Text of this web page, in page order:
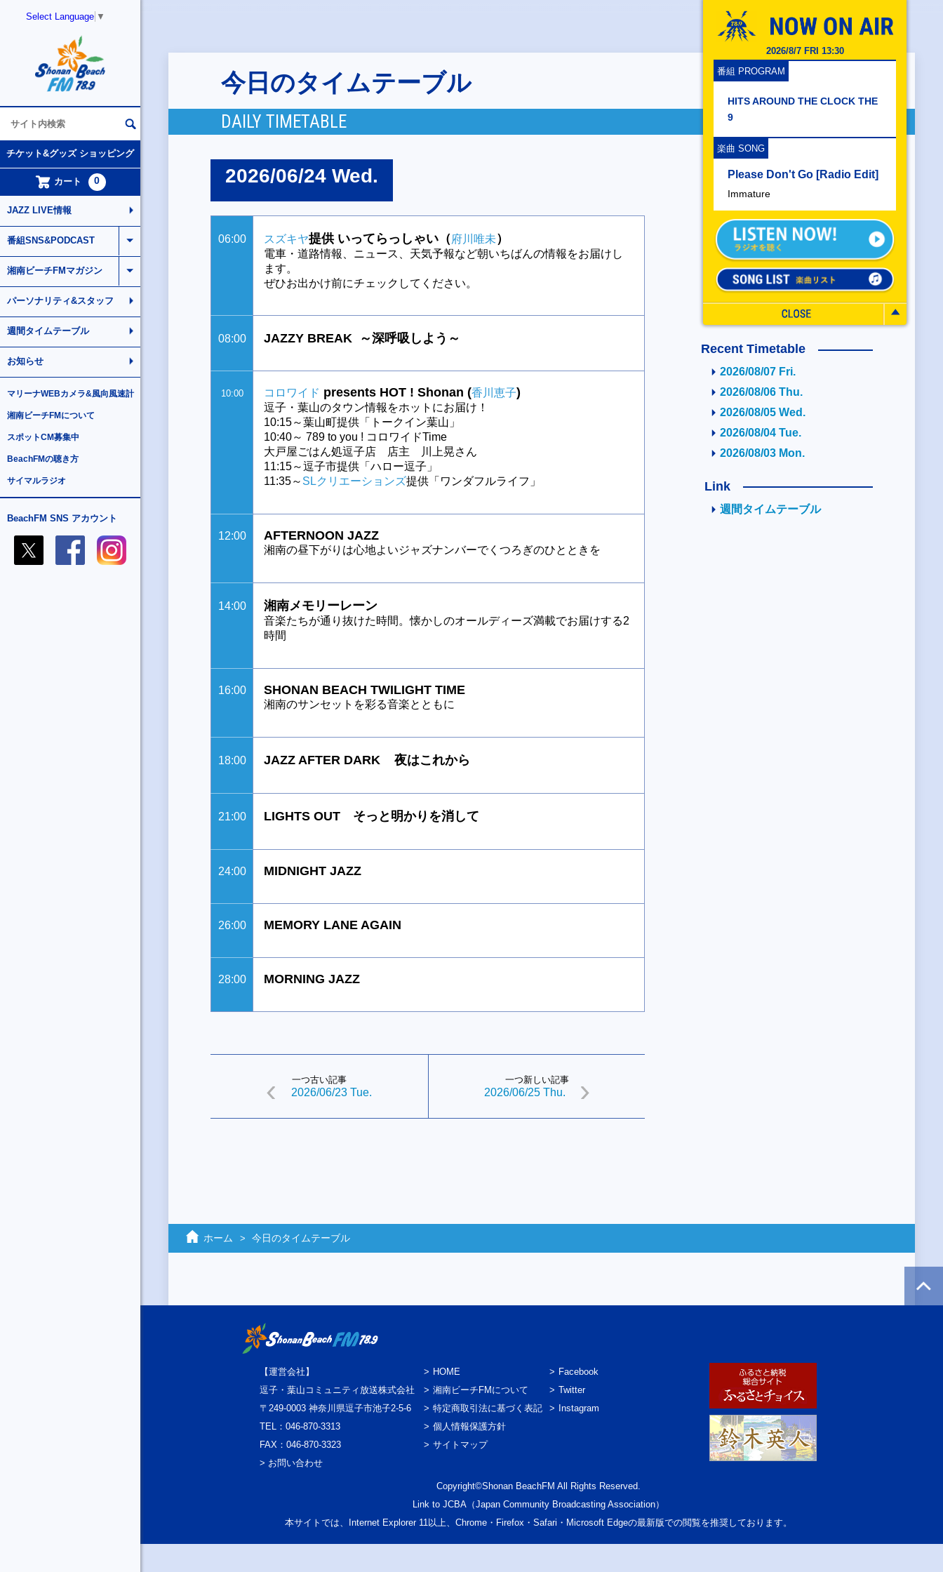
Select Language ▼
2026/8/7 FRI 13:30
番組 PROGRAM
HITS AROUND THE CLOCK THE
9
楽曲 SONG
Please Don't Go [Radio Edit]
Immature
チケット&グッズ ショッピング
カート 0
JAZZ LIVE情報
番組SNS&PODCAST
湘南ビーチFMマガジン
パーソナリティ&スタッフ
週間タイムテーブル
お知らせ
マリーナWEBカメラ&風向風速計
湘南ビーチFMについて
スポットCM募集中
BeachFMの聴き方
サイマルラジオ
BeachFM SNS アカウント
今日のタイムテーブル
DAILY TIMETABLE
2026/06/24 Wed.
06:00 スズキヤ提供 いってらっしゃい（ 府川唯未）
電車・道路情報、ニュース、天気予報など朝いちばんの情報をお届けし
ます。
ぜひお出かけ前にチェックしてください。
08:00 JAZZY BREAK ～深呼吸しよう～
10:00 コロワイド presents HOT ! Shonan (香川恵子)
逗子・葉山のタウン情報をホットにお届け！
10:15～葉山町提供「トークイン葉山」
10:40～ 789 to you ! コロワイドTime
大戸屋ごはん処逗子店 店主 川上晃さん
11:15～逗子市提供「ハロー逗子」
11:35～ SLクリエーションズ提供「ワンダフルライフ」
12:00 AFTERNOON JAZZ
湘南の昼下がりは心地よいジャズナンバーでくつろぎのひとときを
14:00 湘南メモリーレーン
音楽たちが通り抜けた時間。懐かしのオールディーズ満載でお届けする2
時間
16:00 SHONAN BEACH TWILIGHT TIME
湘南のサンセットを彩る音楽とともに
18:00 JAZZ AFTER DARK 夜はこれから
21:00 LIGHTS OUT そっと明かりを消して
24:00 MIDNIGHT JAZZ
26:00 MEMORY LANE AGAIN
28:00 MORNING JAZZ
一つ古い記事
2026/06/23 Tue.
一つ新しい記事
2026/06/25 Thu.
Recent Timetable
2026/08/07 Fri.
2026/08/06 Thu.
2026/08/05 Wed.
2026/08/04 Tue.
2026/08/03 Mon.
Link
週間タイムテーブル
ホーム 今日のタイムテーブル
【運営会社】
逗子・葉山コミュニティ放送株式会社
〒249-0003 神奈川県逗子市池子2-5-6
TEL：046-870-3313
FAX：046-870-3323
> お問い合わせ
HOME
湘南ビーチFMについて
特定商取引法に基づく表記
個人情報保護方針
サイトマップ
Facebook
Twitter
Instagram
Copyright©Shonan BeachFM All Rights Reserved.
Link to JCBA（Japan Community Broadcasting Association）
本サイトでは、Internet Explorer 11以上、Chrome・Firefox・Safari・Microsoft Edgeの最新版での閲覧を推奨しております。